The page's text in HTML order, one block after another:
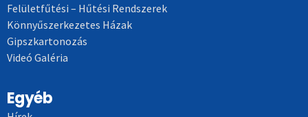
Felületfűtési – Hűtési Rendszerek
Könnyűszerkezetes Házak
Gipszkartonozás
Videó Galéria
Egyéb